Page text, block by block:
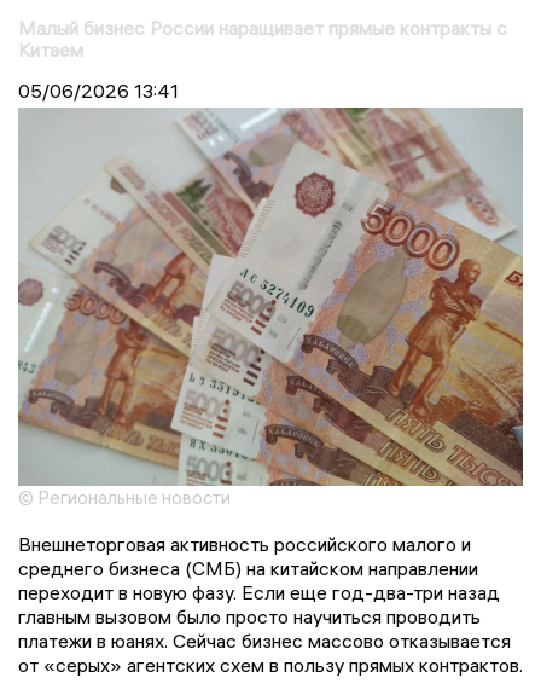
Малый бизнес России наращивает прямые контракты с
Китаем
05/06/2026 13:41
© Региональные новости
Внешнеторговая активность российского малого и
среднего бизнеса (СМБ) на китайском направлении
переходит в новую фазу. Если еще год-два-три назад
главным вызовом было просто научиться проводить
платежи в юанях. Сейчас бизнес массово отказывается
от «серых» агентских схем в пользу прямых контрактов.